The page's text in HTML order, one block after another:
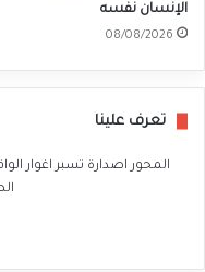
الإنسان نفسه
08/08/2026
تعرف علينا
المحور اصدارة تسبر اغوار